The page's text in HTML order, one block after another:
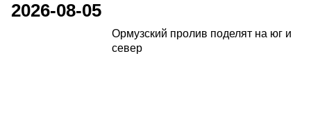
2026-08-05
Ормузский пролив поделят на юг и
север